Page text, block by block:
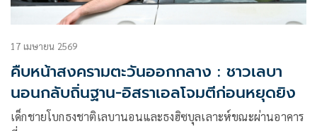
17 เมษายน 2569
คืบหน้าสงครามตะวันออกกลาง : ชาวเลบา
นอนกลับถิ่นฐาน-อิสราเอลโจมตีก่อนหยุดยิง
เด็กชายโบกธงชาติเลบานอนและธงฮิซบุลเลาะห์ขณะผ่านอาคาร